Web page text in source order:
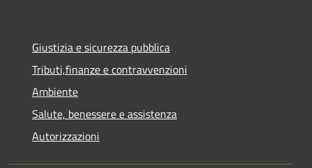
Giustizia e sicurezza pubblica
Tributi,finanze e contravvenzioni
Ambiente
Salute, benessere e assistenza
Autorizzazioni